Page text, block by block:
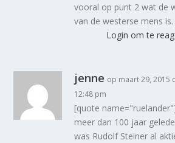
vooral op punt 2 wat de
van de westerse mens is.
Login om te
jenne op maart 29, 2015
12:48 pm
[quote
meer dan 100 jaar
was Rudolf Steiner al